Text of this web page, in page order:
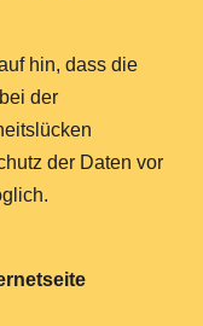
hin, dass die
der
der Daten vor